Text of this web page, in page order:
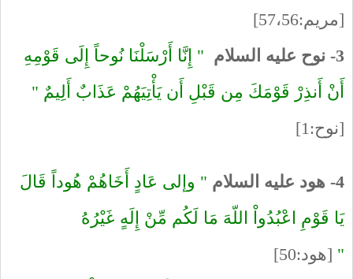
[مريم:57،56]
3- نوح عليه السلام
" إِنَّا أَرْسَلْنَا نُوحاً إِلَى قَوْمِهِ
أَنْ أَنذِرْ قَوْمَكَ مِن قَبْلِ أَن يَأْتِيَهُمْ عَذَابٌ أَلِيمٌ "
[نوح:1]
4- هود عليه السلام
" وإلى عَادٍ أَخَاهُمْ هُوداً قَالَ
يَا قَوْمِ اعْبُدُواْ اللّهَ مَا لَكُم مِّنْ إِلَهٍ غَيْرُهُ
" [هود:50]